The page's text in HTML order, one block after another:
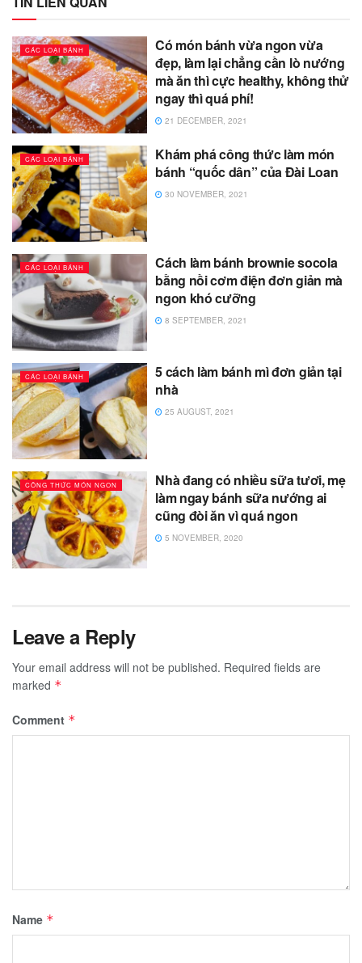
CÁC LOẠI BÁNH
Có món bánh vừa ngon vừa
đẹp, làm lại chẳng cần lò nướng
mà ăn thì cực healthy, không thử
ngay thì quá phí!
21 DECEMBER, 2021
CÁC LOẠI BÁNH
Khám phá công thức làm món
bánh “quốc dân” của Đài Loan
30 NOVEMBER, 2021
CÁC LOẠI BÁNH
Cách làm bánh brownie socola
bằng nồi cơm điện đơn giản mà
ngon khó cưỡng
8 SEPTEMBER, 2021
CÁC LOẠI BÁNH
5 cách làm bánh mì đơn giản tại
nhà
25 AUGUST, 2021
CÔNG THỨC MÓN NGON
Nhà đang có nhiều sữa tươi, mẹ
làm ngay bánh sữa nướng ai
cũng đòi ăn vì quá ngon
5 NOVEMBER, 2020
Leave a Reply
Your email address will not be published. Required fields are
marked *
Comment *
Name *